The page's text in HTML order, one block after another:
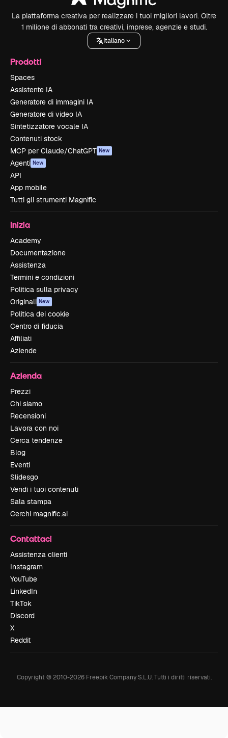
La piattaforma creativa per realizzare i tuoi migliori lavori. Oltre
1 milione di abbonati tra creativi, imprese, agenzie e studi.
Italiano
Prodotti
Spaces
Assistente IA
Generatore di immagini IA
Generatore di video IA
Sintetizzatore vocale IA
Contenuti stock
MCP per Claude/ChatGPT New
Agenti New
API
App mobile
Tutti gli strumenti Magnific
Inizia
Academy
Documentazione
Assistenza
Termini e condizioni
Politica sulla privacy
Originali New
Politica dei cookie
Centro di fiducia
Affiliati
Aziende
Azienda
Prezzi
Chi siamo
Recensioni
Lavora con noi
Cerca tendenze
Blog
Eventi
Slidesgo
Vendi i tuoi contenuti
Sala stampa
Cerchi magnific.ai
Contattaci
Assistenza clienti
Instagram
YouTube
LinkedIn
TikTok
Discord
X
Reddit
Copyright © 2010-2026Freepik Company S.L.U. Tutti i diritti riservati.